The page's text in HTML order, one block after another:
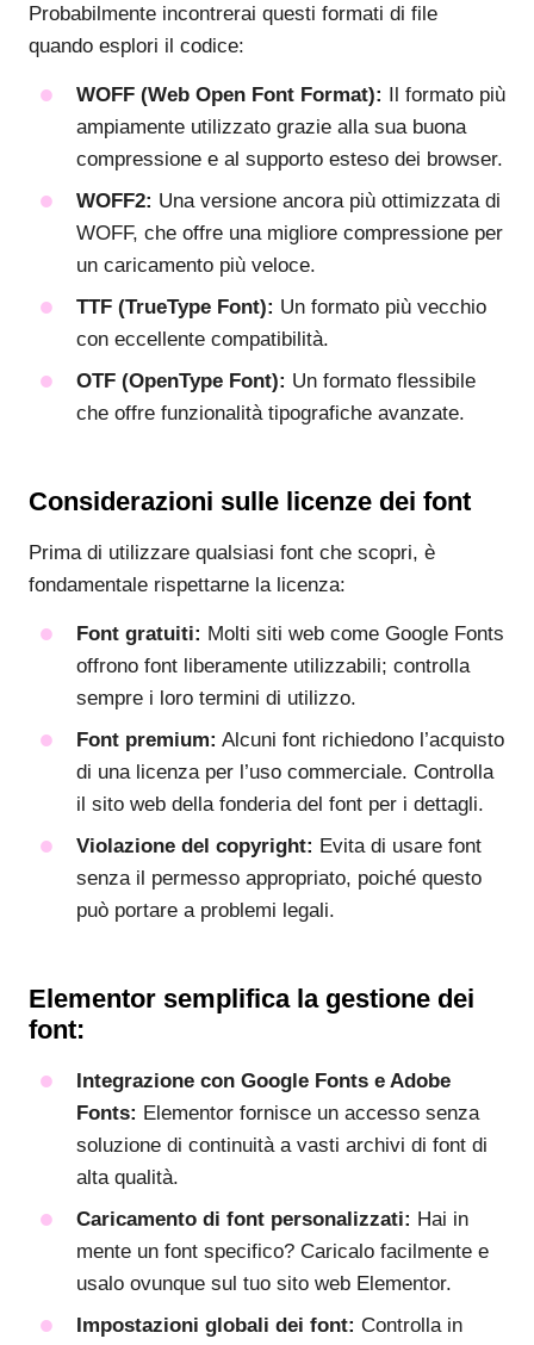
Probabilmente incontrerai questi formati di file
quando esplori il codice:
WOFF (Web Open Font Format): Il formato più
ampiamente utilizzato grazie alla sua buona
compressione e al supporto esteso dei browser.
WOFF2: Una versione ancora più ottimizzata di
WOFF, che offre una migliore compressione per
un caricamento più veloce.
TTF (TrueType Font): Un formato più vecchio
con eccellente compatibilità.
OTF (OpenType Font): Un formato flessibile
che offre funzionalità tipografiche avanzate.
Considerazioni sulle licenze dei font
Prima di utilizzare qualsiasi font che scopri, è
fondamentale rispettarne la licenza:
Font gratuiti: Molti siti web come Google Fonts
offrono font liberamente utilizzabili; controlla
sempre i loro termini di utilizzo.
Font premium: Alcuni font richiedono l’acquisto
di una licenza per l’uso commerciale. Controlla
il sito web della fonderia del font per i dettagli.
Violazione del copyright: Evita di usare font
senza il permesso appropriato, poiché questo
può portare a problemi legali.
Elementor semplifica la gestione dei
font:
Integrazione con Google Fonts e Adobe
Fonts: Elementor fornisce un accesso senza
soluzione di continuità a vasti archivi di font di
alta qualità.
Caricamento di font personalizzati: Hai in
mente un font specifico? Caricalo facilmente e
usalo ovunque sul tuo sito web Elementor.
Impostazioni globali dei font: Controlla in